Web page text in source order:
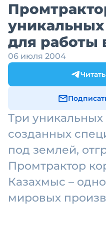
для работы
06 июля 2004
Три уникальных
созданных
под землей,
Промтрактор
Казахмыс –
мировых